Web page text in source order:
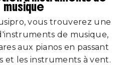
musique
vous trouverez une
de musique,
aux pianos en passant
et les instruments à vent.